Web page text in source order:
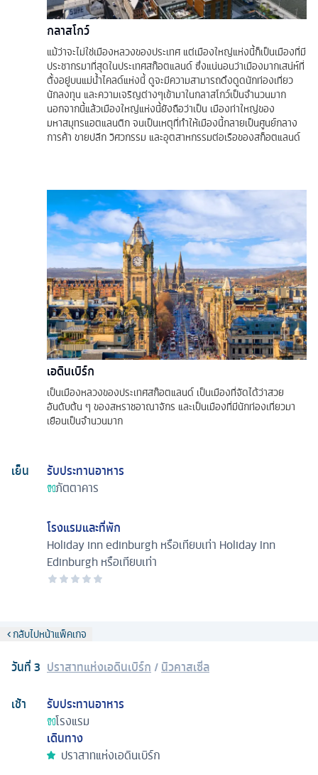
กลาสโกว์
แม้ว่าจะไม่ใช่เมืองหลวงของประเทศ แต่เมืองใหญ่แห่งนี้ก็เป็นเมืองที่มี
ประชากรมาที่สุดในประเทศสก๊อตแลนด์ ซึ่งแน่นอนว่าเมืองมากเสน่ห์ที่
ตั้งอยู่บนแม่น้ำไคลด์แห่งนี้ ดูจะมีความสามารถดึงดูดนักท่องเที่ยว
นักลงทุน และความเจริญต่างๆเข้ามาในกลาสโกว์เป็นจำนวนมาก
นอกจากนี้แล้วเมืองใหญ่แห่งนี้ยังถือว่าเป็น เมืองท่าใหญ่ของ
มหาสมุทรแอตแลนติก จนเป็นเหตุที่ทำให้เมืองนี้กลายเป็นศูนย์กลาง
การค้า ขายปลีก วิศวกรรม และอุตสาหกรรมต่อเรือของสก็อตแลนด์
เอดินเบิร์ก
เป็นเมืองหลวงของประเทศสก๊อตแลนด์ เป็นเมืองที่จัดได้ว่าสวย
อันดับต้น ๆ ของสหราชอาณาจักร และเป็นเมืองที่มีนักท่องเที่ยวมา
เยือนเป็นจำนวนมาก
เย็น
รับประทานอาหาร
ภัตตาคาร
โรงแรมและที่พัก
Holiday inn edinburgh หรือเทียบเท่า Holiday Inn
Edinburgh หรือเทียบเท่า
กลับไปหน้าแพ็คเกจ
วันที่3 ปราสาทแห่งเอดินเบิร์ก /นิวคาสเซิ่ล
เช้า
รับประทานอาหาร
โรงแรม
เดินทาง
ปราสาทแห่งเอดินเบิร์ก